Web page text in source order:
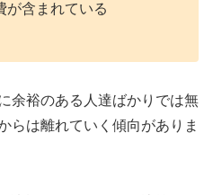
が含まれている
余裕のある人達ばかりでは無
らは離れていく傾向がありま